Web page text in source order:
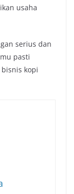
usaha
serius dan
pasti
kopi